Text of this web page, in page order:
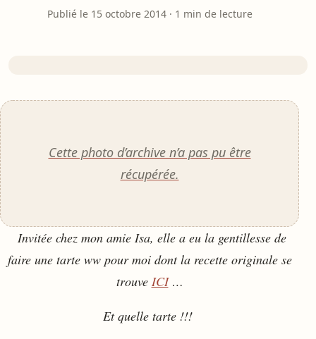
Publié le 15 octobre 2014 · 1 min de lecture
Cette photo d’archive n’a pas pu être
récupérée.
Invitée chez mon amie Isa, elle a eu la gentillesse de
faire une tarte ww pour moi dont la recette originale se
trouve ICI…
Et quelle tarte !!!